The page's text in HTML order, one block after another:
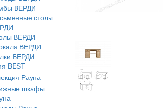
ВЕРДИ
столы
ВЕРДИ
ВЕРДИ
ВЕРДИ
BEST
Рауна
шкафы